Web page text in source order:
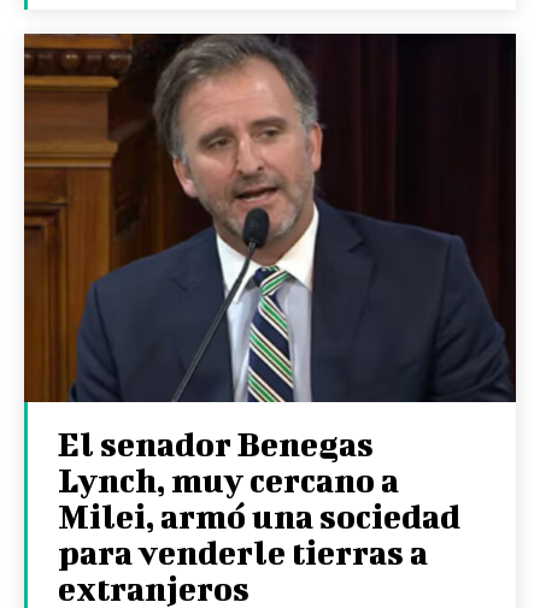
El senador Benegas
Lynch, muy cercano a
Milei, armó una sociedad
para venderle tierras a
extranjeros